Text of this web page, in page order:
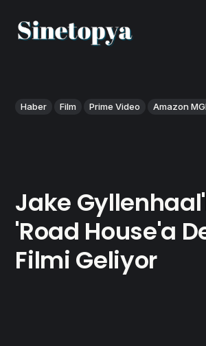
Haber Film Prime Video Amazon
Jake
'Road House'a
Filmi Geliyor